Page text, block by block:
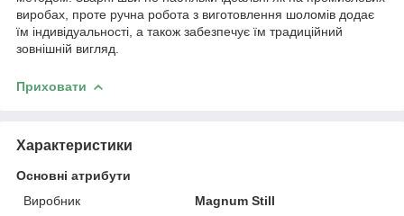
виробах, проте ручна робота з виготовлення шоломів додає
їм індивідуальності, а також забезпечує їм традиційний
зовнішній вигляд.
Приховати
Характеристики
Основні атрибути
Виробник
Magnum Still